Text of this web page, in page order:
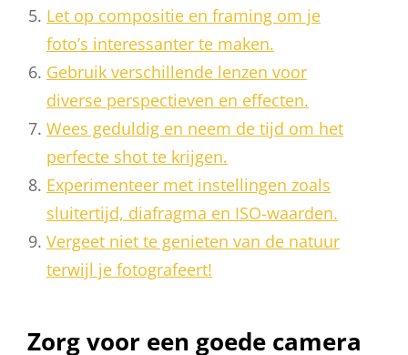
Let op compositie en framing om je
foto’s interessanter te maken.
Gebruik verschillende lenzen voor
diverse perspectieven en effecten.
Wees geduldig en neem de tijd om het
perfecte shot te krijgen.
Experimenteer met instellingen zoals
sluitertijd, diafragma en ISO-waarden.
Vergeet niet te genieten van de natuur
terwijl je fotografeert!
Zorg voor een goede camera